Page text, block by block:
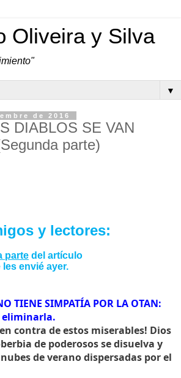
Oliveira y Silva
▼
de 2016
DIABLOS SE VAN
parte)
y lectores:
parte del artículo
envié ayer.
TIENE SIMPATÍA POR LA OTAN:
eliminarla.
contra de estos miserables! Dios
de poderosos se disuelva y
de verano dispersadas por el